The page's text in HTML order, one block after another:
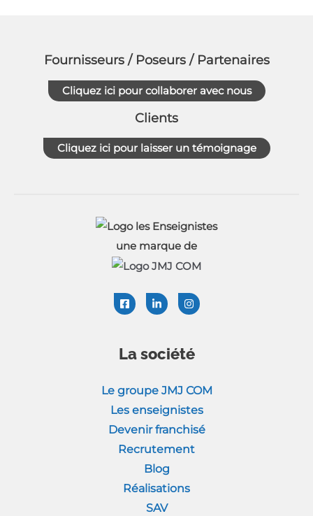
Fournisseurs / Poseurs / Partenaires
Cliquez ici pour collaborer avec nous
Clients
Cliquez ici pour laisser un témoignage
une marque de
La société
Le groupe JMJ COM
Les enseignistes
Devenir franchisé
Recrutement
Blog
Réalisations
SAV